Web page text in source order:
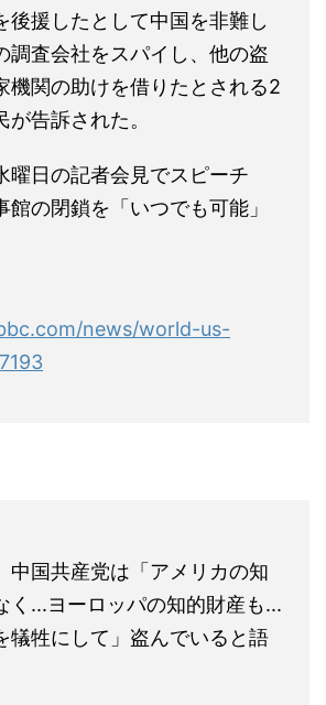
後援したとして中国を非難し
調査会社をスパイし、他の盗
機関の助けを借りたとされる2
が告訴された。
曜日の記者会見でスピーチ
館の閉鎖を「いつでも可能」
news/world-us-
中国共産党は「アメリカの知
く...ヨーロッパの知的財産も...
犠牲にして」盗んでいると語